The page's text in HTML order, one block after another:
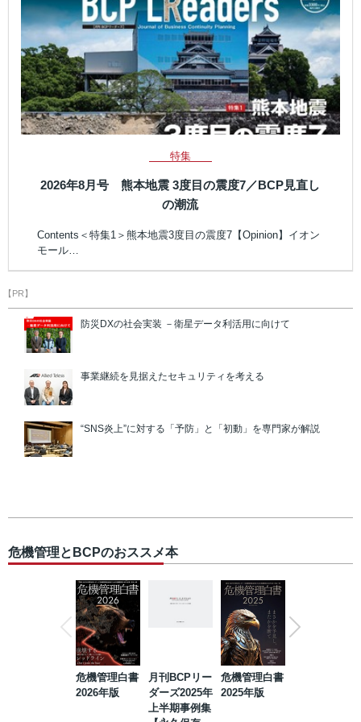
特集
2026年8月号 熊本地震 3度目の震度7／BCP見直し
の潮流
Contents＜特集1＞熊本地震3度目の震度7【Opinion】イオン
モール…
【PR】
防災DXの社会実装 －衛星データ利活用に向けて
事業継続を見据えたセキュリティを考える
“SNS炎上”に対する「予防」と「初動」を専門家が解説
危機管理とBCPのおススメ本
危機管理白書
2026年版
月刊BCPリー
ダーズ2025年
上半期事例集
危機管理白書
2025年版